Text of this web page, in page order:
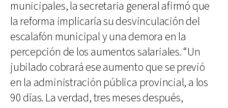
municipales, la secretaria general afirmó que
la reforma implicaría su desvinculación del
escalafón municipal y una demora en la
percepción de los aumentos salariales. “Un
jubilado cobrará ese aumento que se previó
en la administración pública provincial, a los
90 días. La verdad, tres meses después,